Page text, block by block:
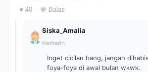
♥ 40 💬 Balas
Siska_Amalia
Kemarin
Inget cicilan bang, jangan
foya-foya di awal bulan wkwk.